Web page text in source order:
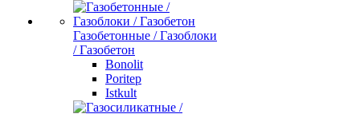
Газобетонные / Газоблоки
/ Газобетон
Bonolit
Poritep
Istkult